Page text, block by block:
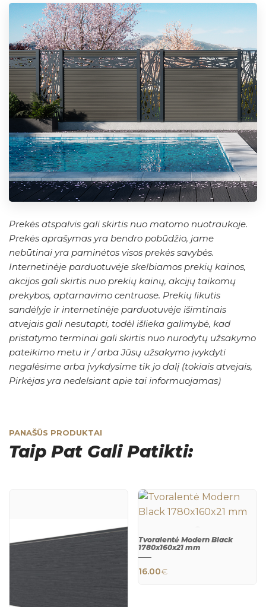
Prekės atspalvis gali skirtis nuo matomo nuotraukoje.
Prekės aprašymas yra bendro pobūdžio, jame
nebūtinai yra paminėtos visos prekės savybės.
Internetinėje parduotuvėje skelbiamos prekių kainos,
akcijos gali skirtis nuo prekių kainų, akcijų taikomų
prekybos, aptarnavimo centruose. Prekių likutis
sandėlyje ir internetinėje parduotuvėje išimtinais
atvejais gali nesutapti, todėl išlieka galimybė, kad
pristatymo terminai gali skirtis nuo nurodytų užsakymo
pateikimo metu ir / arba Jūsų užsakymo įvykdyti
negalėsime arba įvykdysime tik jo dalį (tokiais atvejais,
Pirkėjas yra nedelsiant apie tai informuojamas)
PANAŠŪS PRODUKTAI
Taip Pat Gali Patikti:
Tvoralentė Modern Black
1780x160x21 mm
16.00€